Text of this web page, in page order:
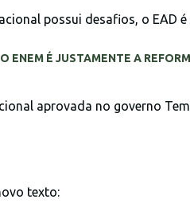
possui desafios, o EAD
ENEM É JUSTAMENTE A
aprovada no governo
texto: